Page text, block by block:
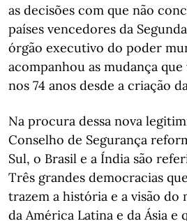
as decisões com que não
países vencedores da
órgão executivo do poder
acompanhou as mudança
nos 74 anos desde a criação
Na procura dessa nova
Conselho de Segurança
Sul, o Brasil e a Índia são
Três grandes democracias
trazem a história e a visão do
da América Latina e da Ásia e